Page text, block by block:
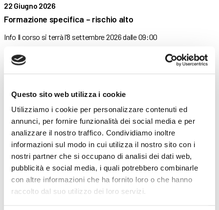
Questo sito web utilizza i cookie
Utilizziamo i cookie per personalizzare contenuti ed
annunci, per fornire funzionalità dei social media e per
analizzare il nostro traffico. Condividiamo inoltre
informazioni sul modo in cui utilizza il nostro sito con i
nostri partner che si occupano di analisi dei dati web,
pubblicità e social media, i quali potrebbero combinarle
con altre informazioni che ha fornito loro o che hanno
raccolto dal suo utilizzo dei loro servizi.
22 Giugno 2026
Formazione specifica – rischio alto
Info Il corso si terrà l’8 settembre 2026 dalle 09:00
Info Il corso si terrà il 7 settembre 2026 dalle
22 Giugno 2026
Formazione specifica – rischio basso
Info Il corso si terrà il 2 settembre 2026 dalle
22 Giugno 2026